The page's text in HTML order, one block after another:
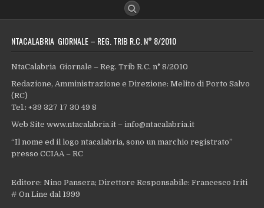
NTACALABRIA GIORNALE – REG. TRIB R.C. N° 8/2010
NtaCalabria Giornale – Reg. Trib R.C. n° 8/2010
Redazione, Amministrazione e Direzione: Melito di Porto Salvo
(RC)
Tel.: +39 327 17 30 49 8
Web Site www.ntacalabria.it – info@ntacalabria.it
“Il nome ed il logo ntacalabria, sono un marchio registrato”
presso CCIAA – RC
Editore: Nino Pansera; Direttore Responsabile: Francesco Iriti
# On Line dal 1999